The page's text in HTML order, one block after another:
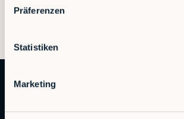
Präferenzen
Statistiken
Marketing